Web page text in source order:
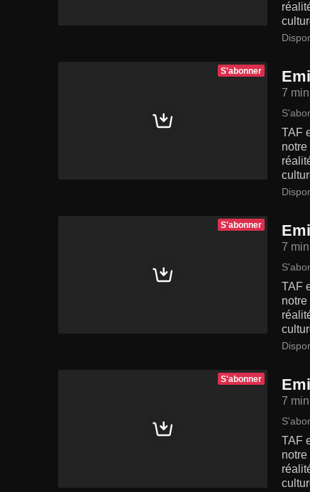
S'abonner
7 min
TAF
notre
S'abonner
7 min
TAF
notre
S'abonner
7 min
TAF
notre